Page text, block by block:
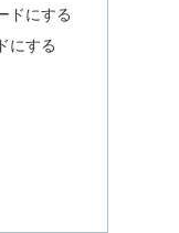
ドにする
にする